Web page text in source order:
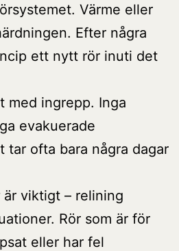
Värme eller
Efter några
ett nytt rör inuti det
med ingrepp. Inga
evakuerade
tar ofta bara några dagar
viktigt – relining
Rör som är för
eller har fel